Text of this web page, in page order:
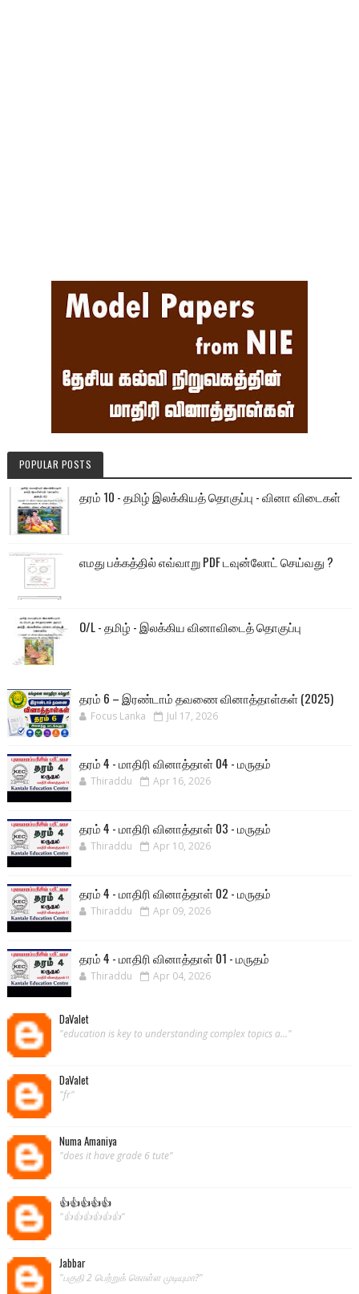
POPULAR POSTS
தரம் 10 - தமிழ் இலக்கியத் தொகுப்பு - வினா விடைகள்
எமது பக்கத்தில் எவ்வாறு PDF டவுன்லோட் செய்வது ?
O/L - தமிழ் - இலக்கிய வினாவிடைத் தொகுப்பு
தரம் 6 – இரண்டாம் தவணை வினாத்தாள்கள் (2025)
Focus Lanka Jul 17, 2026
தரம் 4 - மாதிரி வினாத்தாள் 04 - மருதம்
Thiraddu Apr 16, 2026
தரம் 4 - மாதிரி வினாத்தாள் 03 - மருதம்
Thiraddu Apr 10, 2026
தரம் 4 - மாதிரி வினாத்தாள் 02 - மருதம்
Thiraddu Apr 09, 2026
தரம் 4 - மாதிரி வினாத்தாள் 01 - மருதம்
Thiraddu Apr 04, 2026
DaValet
"education is key to understanding complex topics a..."
DaValet
"fr"
Numa Amaniya
"does it have grade 6 tute"
👍👍👍👍👍
"👍👍👍👍👍👍"
Jabbar
"பகுதி 2 பெற்றுக் கொள்ள முடியுமா?"